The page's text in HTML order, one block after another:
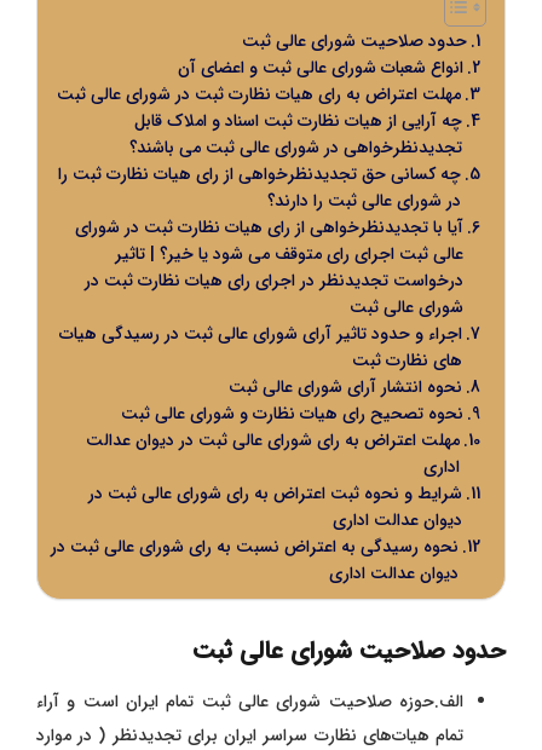
حدود صلاحیت شورای عالی ثبت
انواع شعبات شورای عالی ثبت و اعضای آن
مهلت اعتراض به رای هیات نظارت ثبت در شورای عالی ثبت
چه آرایی از هیات نظارت ثبت اسناد و املاک قابل
تجدیدنظرخواهی در شورای عالی ثبت می باشند؟
چه کسانی حق تجدیدنظرخواهی از رای هیات نظارت ثبت را
در شورای عالی ثبت را دارند؟
آیا با تجدیدنظرخواهی از رای هیات نظارت ثبت در شورای
عالی ثبت اجرای رای متوقف می شود یا خیر؟ | تاثیر
درخواست تجدیدنظر در اجرای رای هیات نظارت ثبت در
شورای عالی ثبت
اجراء و حدود تاثیر آرای شورای عالی ثبت در رسیدگی هیات
های نظارت ثبت
نحوه انتشار آرای شورای عالی ثبت
نحوه تصحیح رای هیات نظارت و شورای عالی ثبت
مهلت اعتراض به رای شورای عالی ثبت در دیوان عدالت
اداری
شرایط و نحوه ثبت اعتراض به رای شورای عالی ثبت در
دیوان عدالت اداری
نحوه رسیدگی به اعتراض نسبت به رای شورای عالی ثبت در
دیوان عدالت اداری
حدود صلاحیت شورای عالی ثبت
الف.حوزه صلاحیت شورای عالی ثبت تمام ایران است و آراء
تمام هیات‌های نظارت سراسر ایران برای تجدیدنظر ( در موارد